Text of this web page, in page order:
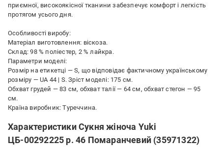
приємної, високоякісної тканини забезпечує комфорт і легкість
протягом усього дня.
Особливості виробу:
Матеріал виготовлення: віскоза.
Склад: 98 % поліестер, 2 % лайкра.
Параметри моделі:
Розмір на етикетці — S, що відповідає фактичному українському
розміру — UA 44 | S. Зріст моделі: 175 см.
Обхват грудей — 83 см, обхват талії — 64 см, обхват стегон — 95
см.
Країна виробник: Туреччина.
Характеристики Сукня жіноча Yuki
ЦБ-00292225 р. 46 Помаранчевий (35971322)